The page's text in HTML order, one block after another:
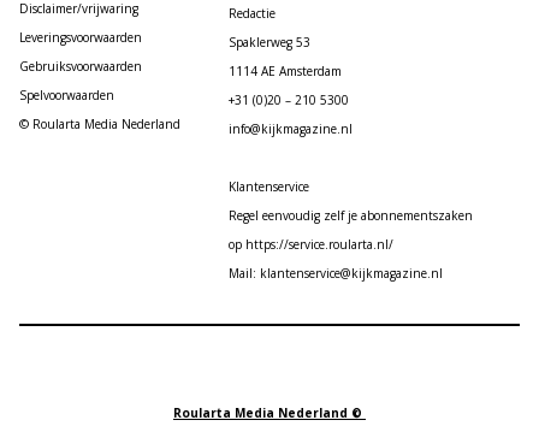
Disclaimer/vrijwaring
Leveringsvoorwaarden
Gebruiksvoorwaarden
Spelvoorwaarden
© Roularta Media Nederland
Redactie
Spaklerweg 53
1114 AE Amsterdam
+31 (0)20 – 210 5300
info@kijkmagazine.nl
Klantenservice
Regel eenvoudig zelf je abonnementszaken
op https://service.roularta.nl/
Mail: klantenservice@kijkmagazine.nl
Roularta Media Nederland ©